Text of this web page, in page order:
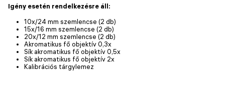
Igény esetén rendelkezésre áll:
10x/24 mm szemlencse (2 db)
15x/16 mm szemlencse (2 db)
20x/12 mm szemlencse (2 db)
Akromatikus fő objektív 0,3x
Sík akromatikus fő objektív 0,5x
Sík akromatikus fő objektív 2x
Kalibrációs tárgylemez